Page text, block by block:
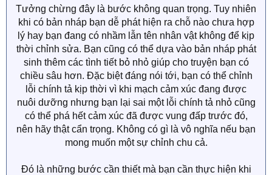
Tưởng chừng đây là bước không quan trọng. Tuy nhiên
khi có bản nháp bạn dễ phát hiện ra chỗ nào chưa hợp
lý hay bạn đang có nhầm lẫn tên nhân vật không để kịp
thời chỉnh sửa. Bạn cũng có thể dựa vào bản nháp phát
sinh thêm các tình tiết bỏ nhỏ giúp cho truyện bạn có
chiều sâu hơn. Đặc biệt đáng nói tới, bạn có thể chỉnh
lỗi chính tả kịp thời vì khi mạch cảm xúc đang được
nuôi dưỡng nhưng bạn lại sai một lỗi chính tả nhỏ cũng
có thể phá hết cảm xúc đã được vung đấp trước đó,
nên hãy thật cẩn trọng. Không có gì là vô nghĩa nếu bạn
mong muốn một sự chỉnh chu cả.
Đó là những bước cần thiết mà bạn cần thực hiện khi